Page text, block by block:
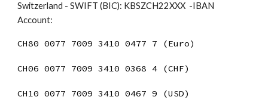
Switzerland - SWIFT (BIC): KBSZCH22XXX -IBAN
Account:
CH80 0077 7009 3410 0477 7 (Euro)
CH06 0077 7009 3410 0368 4 (CHF)
CH10 0077 7009 3410 0467 9 (USD)